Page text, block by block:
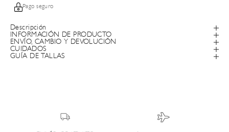
Pago seguro
Descripción
INFORMACIÓN DE PRODUCTO
ENVÍO, CAMBIO Y DEVOLUCIÓN
CUIDADOS
GUÍA DE TALLAS